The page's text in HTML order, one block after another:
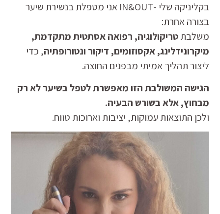
בקליניקה שלי -IN&OUT אני מטפלת בנשירת שיער
בצורה אחרת:
משלבתטריקולוגיה, רפואה אסתטית מתקדמת,
מיקרונידלינג, אקסוזומים, דיקור ונטורופתיה, כדי
ליצור תהליך אמיתי מבפנים החוצה.
הגישה המשולבת הזו מאפשרת לטפל בשיער לא רק
מבחוץ, אלא בשורש הבעיה.
ולכן התוצאות עמוקות, יציבות וארוכות טווח.